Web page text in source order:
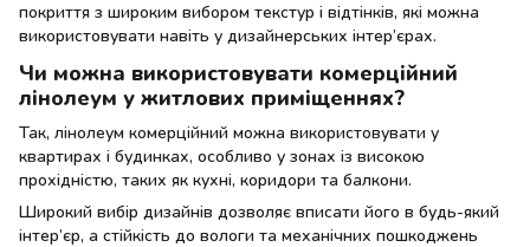
покриття з широким вибором текстур і відтінків, які можна
використовувати навіть у дизайнерських інтер’єрах.
Чи можна використовувати комерційний
лінолеум у житлових приміщеннях?
Так, лінолеум комерційний можна використовувати у
квартирах і будинках, особливо у зонах із високою
прохідністю, таких як кухні, коридори та балкони.
Широкий вибір дизайнів дозволяє вписати його в будь-який
інтер’єр, а стійкість до вологи та механічних пошкоджень